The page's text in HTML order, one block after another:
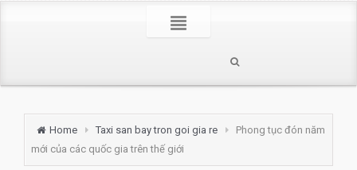
Home Taxi san bay tron goi gia re
Phong tục đón năm
mới của các quốc gia trên thế giới